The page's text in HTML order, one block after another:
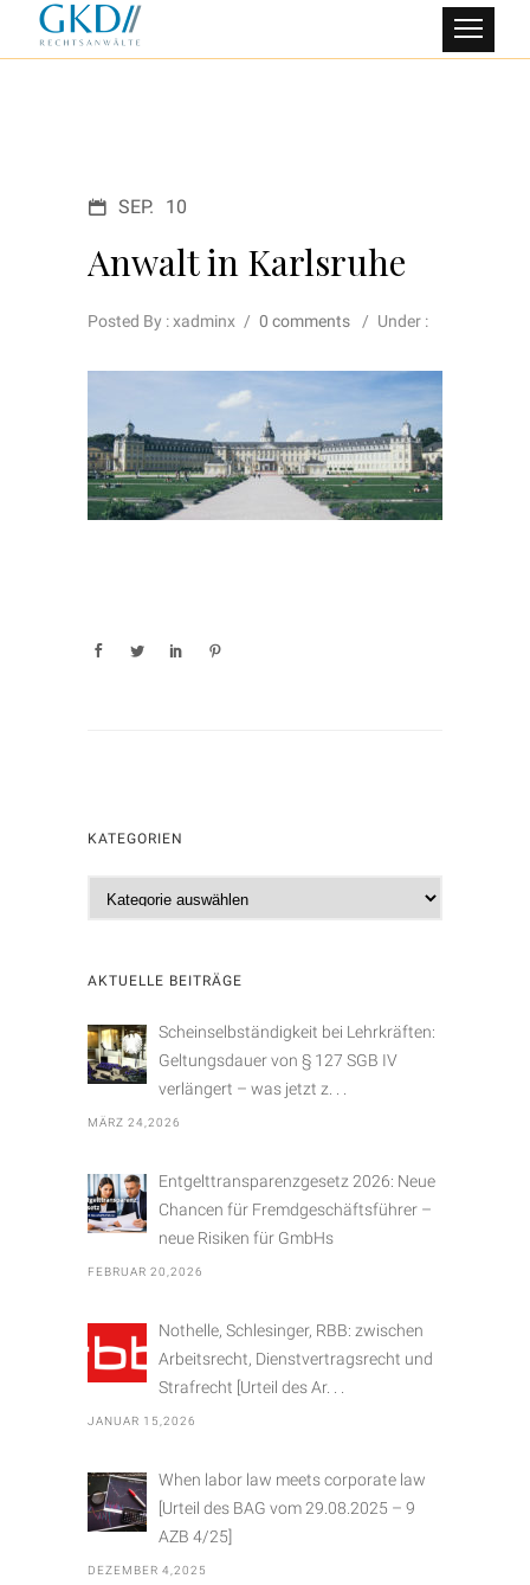
SEP. 10
Anwalt in Karlsruhe
Posted By : xadminx / 0 comments / Under :
KATEGORIEN
a
e
o
r
i
e
AKTUELLE BEITRÄGE
Scheinselbständigkeit bei Lehrkräften:
Geltungsdauer von § 127 SGB IV
verlängert – was jetzt z. . .
MÄRZ 24,2026
Entgelttransparenzgesetz 2026: Neue
Chancen für Fremdgeschäftsführer –
neue Risiken für GmbHs
FEBRUAR 20,2026
Nothelle, Schlesinger, RBB: zwischen
Arbeitsrecht, Dienstvertragsrecht und
Strafrecht [Urteil des Ar. . .
JANUAR 15,2026
When labor law meets corporate law
[Urteil des BAG vom 29.08.2025 – 9
AZB 4/25]
DEZEMBER 4,2025